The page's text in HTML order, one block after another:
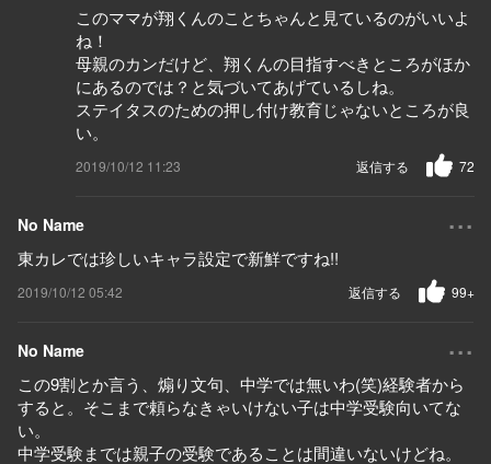
このママが翔くんのことちゃんと見ているのがいいよ
ね！
母親のカンだけど、翔くんの目指すべきところがほか
にあるのでは？と気づいてあげているしね。
ステイタスのための押し付け教育じゃないところが良
い。
2019/10/12 11:23 72
返信する
No Name ...
東カレでは珍しいキャラ設定で新鮮ですね!!
2019/10/12 05:42 99+
返信する
No Name ...
この9割とか言う、煽り文句、中学では無いわ(笑)経験者から
すると。そこまで頼らなきゃいけない子は中学受験向いてな
い。
中学受験までは親子の受験であることは間違いないけどね。